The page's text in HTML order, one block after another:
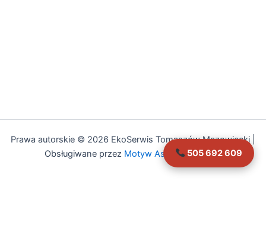
505 692 609
Prawa autorskie © 2026 EkoSerwis Tomaszów Mazowiecki |
Obsługiwane przez Motyw Astra WordPress